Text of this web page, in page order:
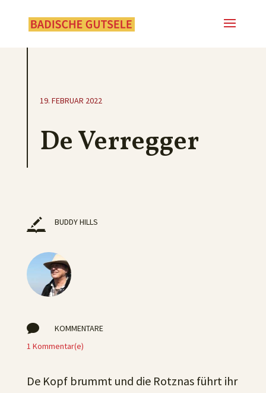
19. FEBRUAR 2022
De Verregger
BUDDY HILLS

KOMMENTARE
1 Kommentar(e)
De Kopf brummt und die Rotznas führt ihr